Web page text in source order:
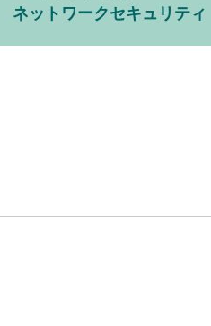
ネットワークセキュリティ